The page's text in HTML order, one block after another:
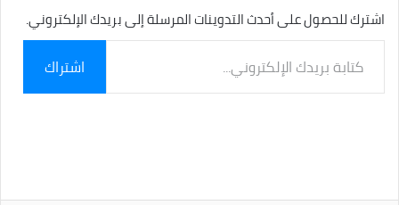
اشترك للحصول على أحدث التدوينات المرسلة إلى بريدك الإلكتروني.
بريدك
الإلكتروني...
اشتراك